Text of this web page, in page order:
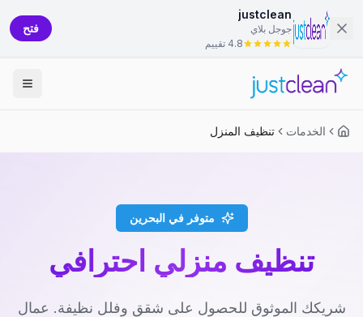
justclean
جوجل بلاي
4.8 تقييم
فتح
الخدمات تنظيف المنزل
متوفر في البحرين
تنظيف منزلي احترافي
شريكك الموثوق للحصول على شقق وفلل نظيفة. عمال